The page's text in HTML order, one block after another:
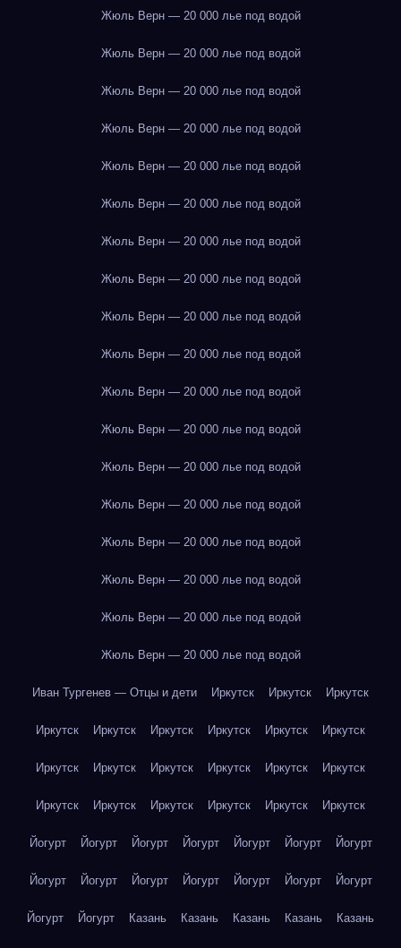
Жюль Верн — 20 000 лье под водой
Жюль Верн — 20 000 лье под водой
Жюль Верн — 20 000 лье под водой
Жюль Верн — 20 000 лье под водой
Жюль Верн — 20 000 лье под водой
Жюль Верн — 20 000 лье под водой
Жюль Верн — 20 000 лье под водой
Жюль Верн — 20 000 лье под водой
Жюль Верн — 20 000 лье под водой
Жюль Верн — 20 000 лье под водой
Жюль Верн — 20 000 лье под водой
Жюль Верн — 20 000 лье под водой
Жюль Верн — 20 000 лье под водой
Жюль Верн — 20 000 лье под водой
Жюль Верн — 20 000 лье под водой
Жюль Верн — 20 000 лье под водой
Жюль Верн — 20 000 лье под водой
Жюль Верн — 20 000 лье под водой
Иван Тургенев — Отцы и дети Иркутск Иркутск Иркутск
Иркутск Иркутск Иркутск Иркутск Иркутск Иркутск
Иркутск Иркутск Иркутск Иркутск Иркутск Иркутск
Иркутск Иркутск Иркутск Иркутск Иркутск Иркутск
Йогурт Йогурт Йогурт Йогурт Йогурт Йогурт Йогурт
Йогурт Йогурт Йогурт Йогурт Йогурт Йогурт Йогурт
Йогурт Йогурт Казань Казань Казань Казань Казань